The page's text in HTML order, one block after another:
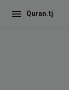
Quran.tj